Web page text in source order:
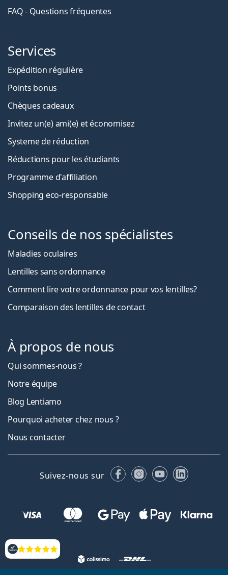
Évaluation
FAQ - Questions fréquentes
Services
Expédition régulière
Points bonus
Chèques cadeaux
Invitez un(e) ami(e) et économisez
Systeme de réduction
Réductions pour les étudiants
Programme d'affiliation
Shopping eco-responsable
Conseils de nos spécialistes
Maladies oculaires
Lentilles sans ordonnance
Comment lire votre ordonnance pour vos lentilles?
Comparaison des lentilles de contact
À propos de nous
Qui sommes-nous ?
Notre équipe
Blog Lentiamo
Pourquoi acheter chez nous ?
Nous contacter
Suivez-nous sur FacebookInstagram
YouTubeLinkedIn